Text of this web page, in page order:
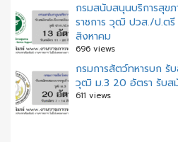
กรมสนับสนุนบริการสุข
ราชการ วุฒิ ปวส./ป.ตรี
สิงหาคม
696 views
กรมการสัตว์ทหารบก รับ
วุฒิ ม.3 20 อัตรา รับส
611 views